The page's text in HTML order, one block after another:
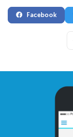
Facebook